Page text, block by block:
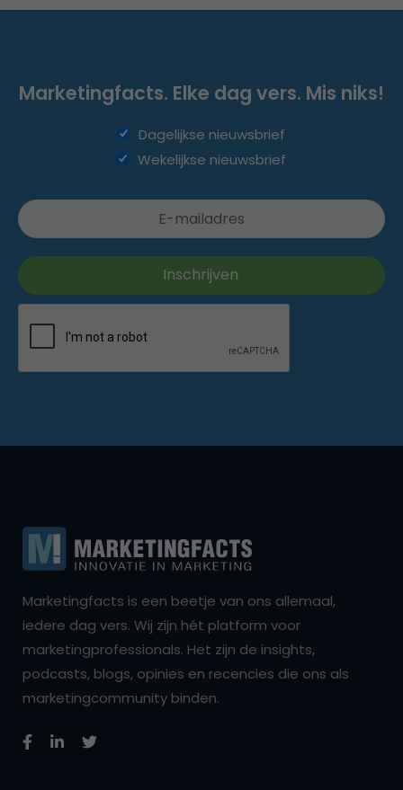
Marketingfacts. Elke dag vers. Mis niks!
Dagelijkse nieuwsbrief
Wekelijkse nieuwsbrief
Marketingfacts is een beetje van ons allemaal,
iedere dag vers. Wij zijn hét platform voor
marketingprofessionals. Het zijn de insights,
podcasts, blogs, opinies en recencies die ons als
marketingcommunity binden.